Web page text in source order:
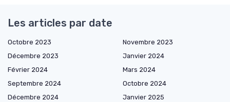
Les articles par date
Octobre 2023
Novembre 2023
Décembre 2023
Janvier 2024
Février 2024
Mars 2024
Septembre 2024
Octobre 2024
Décembre 2024
Janvier 2025